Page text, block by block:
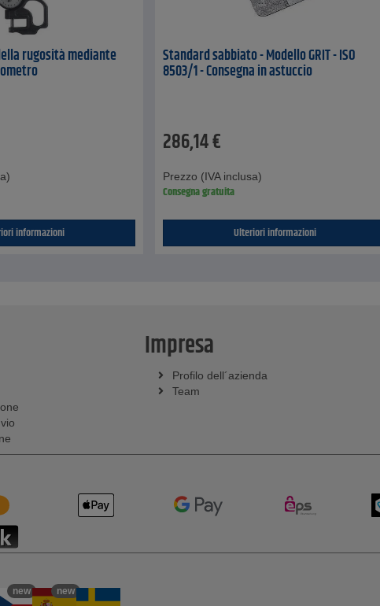
rugosità mediante
informazioni
Standard sabbiato - Modello GRIT - ISO
8503/1 - Consegna in astuccio
286,14€
Prezzo (IVA inclusa)
Consegna gratuita
Ulteriori informazioni
Impresa
Profilo dell´azienda
Team
new new